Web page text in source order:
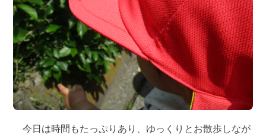
今日は時間もたっぷりあり、ゆっくりとお散歩しなが